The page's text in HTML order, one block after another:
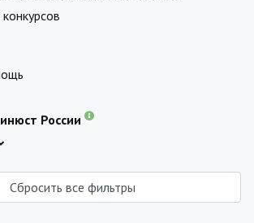
России
Сбросить все фильтры